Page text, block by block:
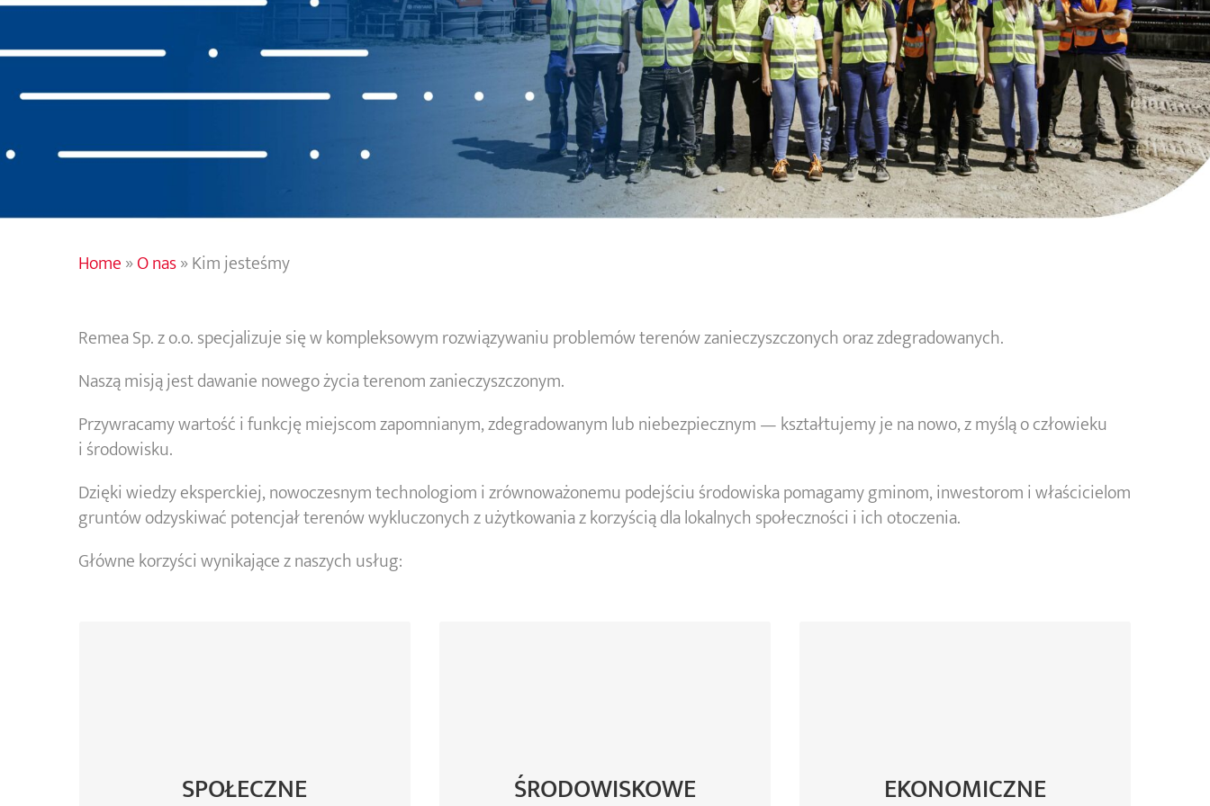
Home»O nas»Kim jesteśmy
Remea Sp. z o.o. specjalizuje się w kompleksowym rozwiązywaniu problemów terenów zanieczyszczonych oraz zdegradowanych.
Naszą misją jest dawanie nowego życia terenom zanieczyszczonym.
Przywracamy wartość i funkcję miejscom zapomnianym, zdegradowanym lub niebezpiecznym — kształtujemy je na nowo, z myślą o człowieku
i środowisku.
Dzięki wiedzy eksperckiej, nowoczesnym technologiom i zrównoważonemu podejściu środowiska pomagamy gminom, inwestorom i właścicielom
gruntów odzyskiwać potencjał terenów wykluczonych z użytkowania z korzyścią dla lokalnych społeczności i ich otoczenia.
Główne korzyści wynikające z naszych usług:
SPOŁECZNE
Bezpieczeństwo zdrowotne
ŚRODOWISKOWE
Lepsza jakość powietrza i lokalnego
EKONOMICZNE
Nowe miejsca pracy i ożywienie